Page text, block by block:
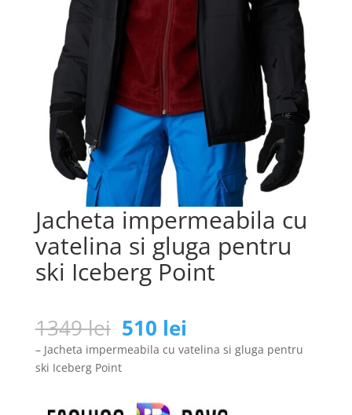
Jacheta impermeabila cu
vatelina si gluga pentru
ski Iceberg Point
1349lei Prețul
inițial
a
fost:
1349 lei.
510 lei
curent
este:
– Jacheta impermeabila cu vatelina si gluga pentru
ski Iceberg Point